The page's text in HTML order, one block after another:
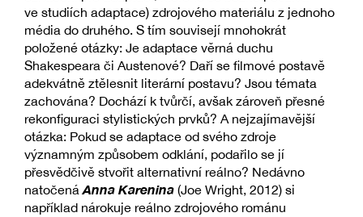
ve studiích adaptace) zdrojového materiálu z jednoho
média do druhého. S tím souvisejí mnohokrát
položené otázky: Je adaptace věrná duchu
Shakespeara či Austenové? Daří se filmové postavě
adekvátně ztělesnit literární postavu? Jsou témata
zachována? Dochází k tvůrčí, avšak zároveň přesné
rekonfiguraci stylistických prvků? A nejzajímavější
otázka: Pokud se adaptace od svého zdroje
významným způsobem odklání, podařilo se jí
přesvědčivě stvořit alternativní reálno? Nedávno
natočenáAnna Karenina (Joe Wright, 2012) si
například nárokuje reálno zdrojového románu